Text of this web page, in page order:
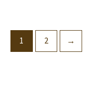
1 2 →